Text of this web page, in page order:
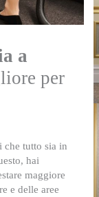
a
per
che tutto sia in
hai
maggiore
e delle aree